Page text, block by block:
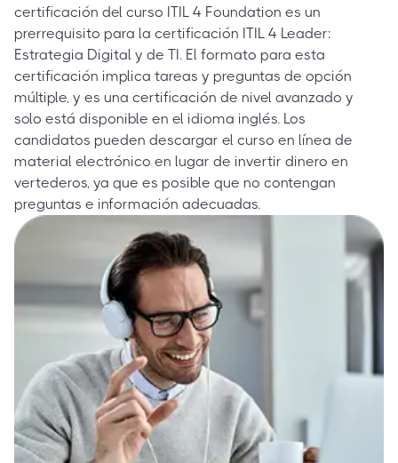
certificación del curso ITIL 4 Foundation es un
prerrequisito para la certificación ITIL 4 Leader:
Estrategia Digital y de TI. El formato para esta
certificación implica tareas y preguntas de opción
múltiple, y es una certificación de nivel avanzado y
solo está disponible en el idioma inglés. Los
candidatos pueden descargar el curso en línea de
material electrónico en lugar de invertir dinero en
vertederos, ya que es posible que no contengan
preguntas e información adecuadas.